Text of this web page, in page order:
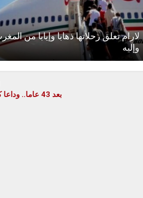
لارام تعلق رحلاتها ذهابا وإيابا من
وإليه
بعد 43 عاما.. وداعا كابتن ماجد!